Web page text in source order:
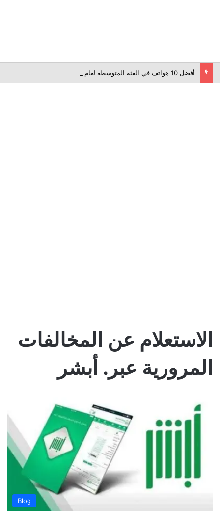
أفضل 10 هواتف في الفئة المتوسطة لعام 2026
الاستعلام عن المخالفات
المرورية عبر. أبشر
Blog